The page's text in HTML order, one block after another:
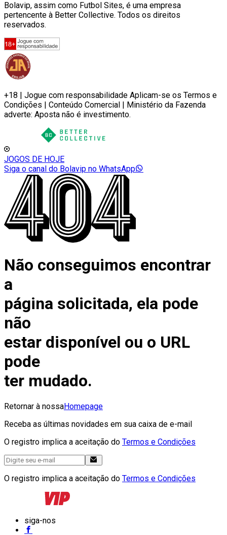
Bolavip, assim como Futbol Sites, é uma empresa
pertencente à Better Collective. Todos os direitos
reservados.
+18 | Jogue com responsabilidade Aplicam-se os Termos e
Condições | Conteúdo Comercial | Ministério da Fazenda
adverte: Aposta não é investimento.
JOGOS DE HOJE
Siga o canal do Bolavip no WhatsApp
Não conseguimos encontrar
a
página solicitada, ela pode
não
estar disponível ou o URL
pode
ter mudado.
Retornar à nossaHomepage
Receba as últimas novidades em sua caixa de e-mail
O registro implica a aceitação do Termos e Condições
O registro implica a aceitação do Termos e Condições
siga-nos